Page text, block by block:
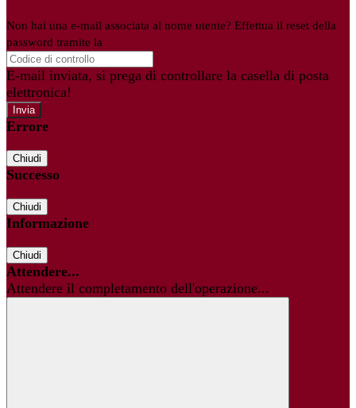
Non hai una e-mail associata al nome utente? Effettua il reset della
password tramite la
E-mail inviata, si prega di controllare la casella di posta
elettronica!
Errore
Chiudi
Successo
Chiudi
Informazione
Chiudi
Attendere...
Attendere il completamento dell'operazione...